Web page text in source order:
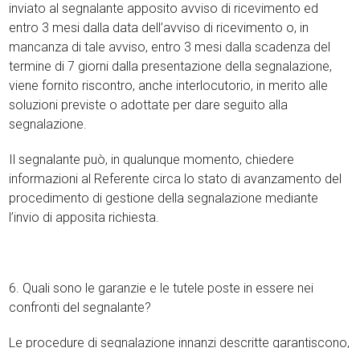
inviato al segnalante apposito avviso di ricevimento ed
entro 3 mesi dalla data dell’avviso di ricevimento o, in
mancanza di tale avviso, entro 3 mesi dalla scadenza del
termine di 7 giorni dalla presentazione della segnalazione,
viene fornito riscontro, anche interlocutorio, in merito alle
soluzioni previste o adottate per dare seguito alla
segnalazione.
Il segnalante può, in qualunque momento, chiedere
informazioni al Referente circa lo stato di avanzamento del
procedimento di gestione della segnalazione mediante
l’invio di apposita richiesta.
6. Quali sono le garanzie e le tutele poste in essere nei
confronti del segnalante?
Le procedure di segnalazione innanzi descritte garantiscono,